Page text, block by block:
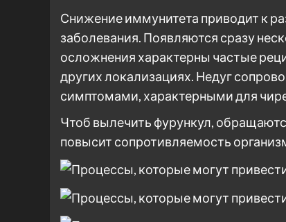
Снижение иммунитета приводит к
заболевания. Появляются сразу
осложнения характерны частые
других локализациях. Недуг
симптомами, характерными для
Чтоб вылечить фурункул,
повысит сопротивляемость